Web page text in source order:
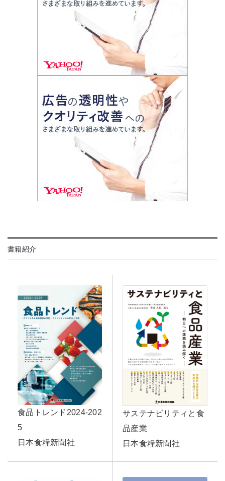
書籍紹介
食品トレンド2024-202
5
日本食糧新聞社
サステナビリティと食
品産業
日本食糧新聞社